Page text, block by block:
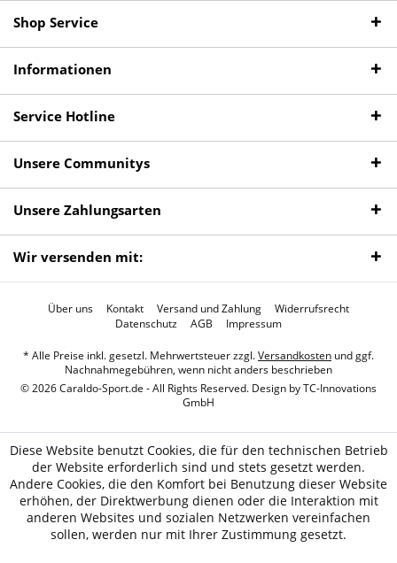
Shop Service
Informationen
Service Hotline
Unsere Communitys
Unsere Zahlungsarten
Wir versenden mit:
Über uns Kontakt Versand und Zahlung
Widerrufsrecht
Datenschutz
AGB Impressum
* Alle Preise inkl. gesetzl. Mehrwertsteuer zzgl.Versandkosten und ggf.
Nachnahmegebühren, wenn nicht anders beschrieben
© 2026 Caraldo-Sport.de - All Rights Reserved. Design byTC-Innovations
GmbH
Diese Website benutzt Cookies, die für den technischen Betrieb
der Website erforderlich sind und stets gesetzt werden.
Andere Cookies, die den Komfort bei Benutzung dieser Website
erhöhen, der Direktwerbung dienen oder die Interaktion mit
anderen Websites und sozialen Netzwerken vereinfachen
sollen, werden nur mit Ihrer Zustimmung gesetzt.